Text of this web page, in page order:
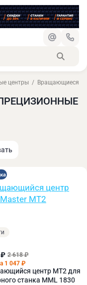
центры Вращающиеся
₽ 2 618 ₽
1 047 ₽
центр МТ2 для
станка MML 1830